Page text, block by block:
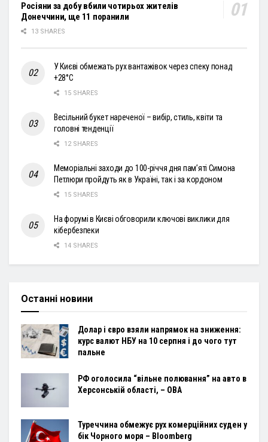
Росіяни за добу вбили чотирьох жителів
Донеччини, ще 11 поранили
13 SHARES
У Києві обмежать рух вантажівок через спеку понад
+28°С
15 SHARES
Весільний букет нареченої – вибір, стиль, квіти та
головні тенденції
12 SHARES
Меморіальні заходи до 100-річчя дня пам’яті Симона
Петлюри пройдуть як в Україні, так і за кордоном
15 SHARES
На форумі в Києві обговорили ключові виклики для
кібербезпеки
14 SHARES
Останні новини
Долар і євро взяли напрямок на зниження:
курс валют НБУ на 10 серпня і до чого тут
пальне
РФ оголосила “вільне полювання” на авто в
Херсонській області, – ОВА
Туреччина обмежує рух комерційних суден у
бік Чорного моря – Bloomberg